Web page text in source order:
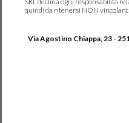
quindi da ritenersi NON
Via Agostino Chiappa, 23 -